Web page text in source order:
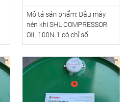
Mô tả sản phẩm: Dầu máy
nén khí SHL COMPRESSOR
OIL 100N-1 có chỉ số..